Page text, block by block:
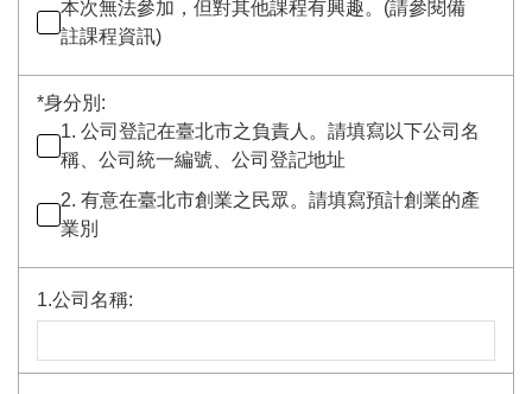
本次無法參加，但對其他課程有興趣。(請參閱備
註課程資訊)
*身分別:
1. 公司登記在臺北市之負責人。請填寫以下公司名
稱、公司統一編號、公司登記地址
2. 有意在臺北市創業之民眾。請填寫預計創業的產
業別
1.公司名稱: